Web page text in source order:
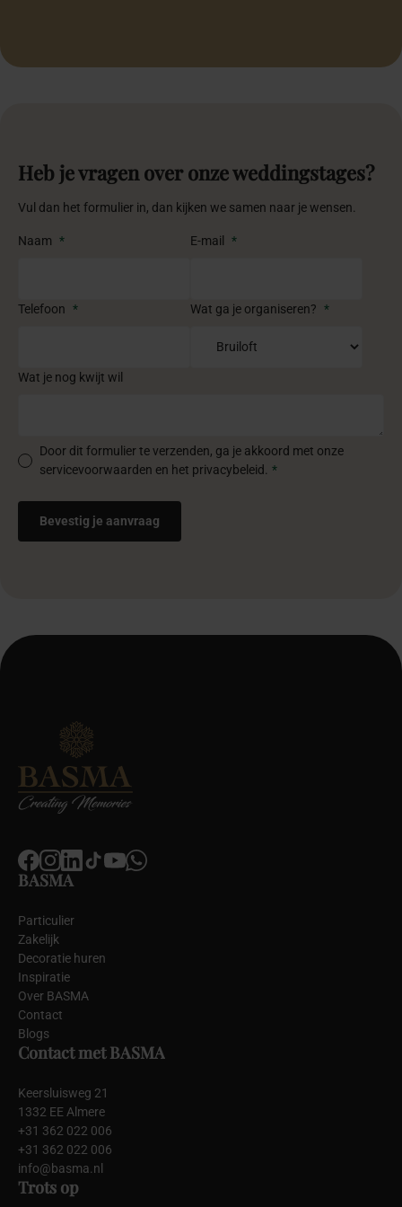
Heb je vragen over onze weddingstages?
Vul dan het formulier in, dan kijken we samen naar je wensen.
Naam * E-mail *
Telefoon * Wat ga je organiseren? *
Wat je nog kwijt wil
Door dit formulier te verzenden, ga je akkoord met onze
servicevoorwaarden en het privacybeleid. *
BASMA
Particulier
Zakelijk
Decoratie huren
Inspiratie
Over BASMA
Contact
Blogs
Contact met BASMA
Keersluisweg 21
1332 EE Almere
+31 362 022 006
+31 362 022 006
info@basma.nl
Trots op